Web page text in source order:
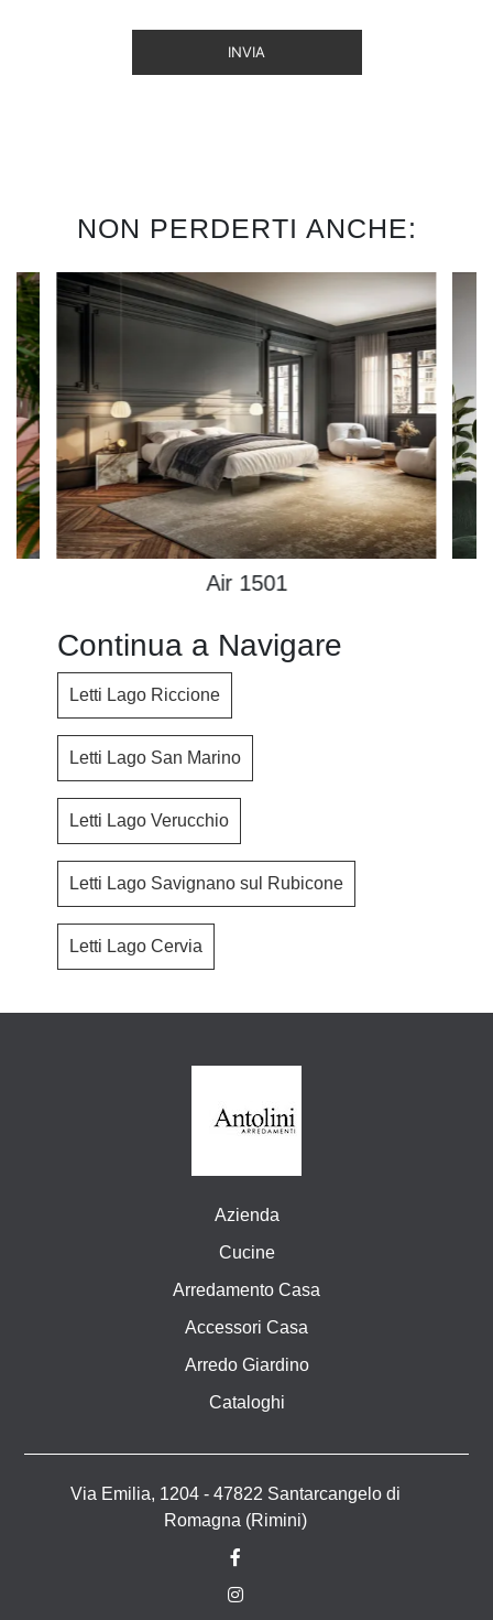
INVIA
NON PERDERTI ANCHE:
Air 1501
Continua a Navigare
Letti Lago Riccione
Letti Lago San Marino
Letti Lago Verucchio
Letti Lago Savignano sul Rubicone
Letti Lago Cervia
Azienda
Cucine
Arredamento Casa
Accessori Casa
Arredo Giardino
Cataloghi
Via Emilia, 1204 - 47822 Santarcangelo di
Romagna (Rimini)